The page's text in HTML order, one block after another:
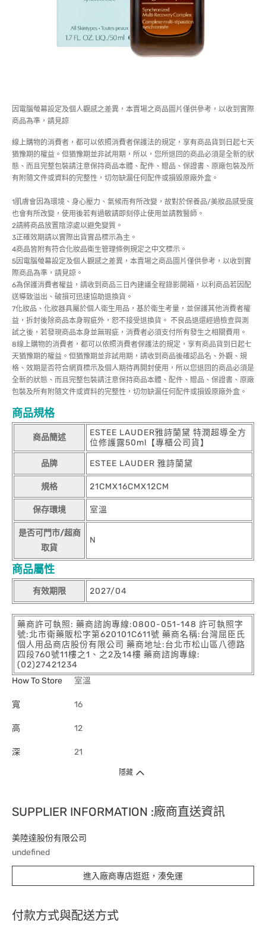
因電腦螢幕設定及個人觀感之差異，本賣場之商品圖片僅供參考，以收到實際
商品為準，請見諒
線上購物的消費者，都可以依照消費者保護法的規定，享有商品貨到日起七天
猶豫期的權益。但猶豫期並非試用期，所以，您所退回的商品必須是全新的狀
態、而且完整包裝請注意保持商品本體、配件、贈品、保證書、原廠包裝及所
有附隨文件或資料的完整性，切勿缺漏任何配件或損毀原廠外盒。
1肌膚會因為環境、身心壓力、氣候而有所改變，故對於保養品/美妝品感受度
也會有所改變，使用後若有過敏請即刻停止使用並請教醫師。
2請將商品放置陰涼處以避免變質。
3正確效期請以實際出貨實品標示為主。
4商品皆附有符合化妝品衛生管理條例規定之中文標示。
5因電腦螢幕設定及個人觀感之差異，本賣場之商品圖片僅供參考，以收到實
際商品為準，請見諒。
6為保護消費者權益，請收到商品三日內建議全程錄影開箱，以利商品若因配
送導致溢出、破損可迅速協助退換貨。
7化妝品、化妝器具屬於個人衛生用品，基於衛生考量，並保護其他消費者權
益，拆封後除商品本身瑕疵外，恕不接受退換貨。 不良品退還經過檢查與測
試之後，若發現商品本身並無瑕疵，消費者必須支付所有發生之相關費用。
8線上購物的消費者，都可以依照消費者保護法的規定，享有商品貨到日起七
天猶豫期的權益。但猶豫期並非試用期，請收到商品後確認品名、外觀、規
格、效期是否符合網頁標示及個人期待再開封使用，所以您退回的商品必須是
全新的狀態、而且完整包裝請注意保持商品本體、配件、贈品、保證書、原廠
包裝及所有附隨文件或資料的完整性，切勿缺漏任何配件或損毀原廠外盒。
商品規格
商品簡述
ESTEE LAUDER雅詩蘭黛 特潤超導全方
位修護露50ml【專櫃公司貨】
品牌 ESTEE LAUDER 雅詩蘭黛
規格 21CMX16CMX12CM
保存環境 室溫
是否可門市/超商
取貨
N
商品屬性
有效期限 2027/04
藥商許可執照: 藥商諮詢專線:0800-051-148 許可執照字
號:北市衛藥販松字第620101C611號 藥商名稱:台灣屈臣氏
個人用品商店股份有限公司 藥商地址:台北市松山區八德路
四段760號11樓之1、之2及14樓 藥商諮詢專線:
(02)27421234
How To Store
室溫
寬 16
高 12
深 21
隱藏
SUPPLIER INFORMATION :廠商直送資訊
美陸達股份有限公司
undefined
進入廠商專店逛逛，湊免運
付款方式與配送方式